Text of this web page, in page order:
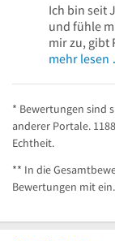
Ich bin seit
und fühle
mir zu, gibt
mehr
* Bewertungen sind
anderer Portale.
Echtheit.
** In die
Bewertungen mit ein.